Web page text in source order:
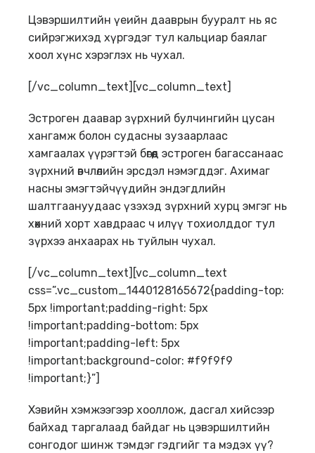
Цэвэршилтийн үеийн дааврын бууралт нь яс
сийрэгжихэд хүргэдэг тул кальциар баялаг
хоол хүнс хэрэглэх нь чухал.
[/vc_column_text][vc_column_text]
Эстроген даавар зүрхний булчингийн цусан
хангамж болон судасны зузаарлаас
хамгаалах үүрэгтэй бөгөөд эстроген багассанаас
зүрхний өвчлөлийн эрсдэл нэмэгддэг. Ахимаг
насны эмэгтэйчүүдийн эндэгдлийн
шалтгаануудаас үзэхэд зүрхний хурц эмгэг нь
хөхний хорт хавдраас ч илүү тохиолддог тул
зүрхээ анхаарах нь туйлын чухал.
[/vc_column_text][vc_column_text
css=”.vc_custom_1440128165672{padding-top:
5px !important;padding-right: 5px
!important;padding-bottom: 5px
!important;padding-left: 5px
!important;background-color: #f9f9f9
!important;}”]
Хэвийн хэмжээгээр хооллож, дасгал хийсээр
байхад таргалаад байдаг нь цэвэршилтийн
сонгодог шинж тэмдэг гэдгийг та мэдэх үү?